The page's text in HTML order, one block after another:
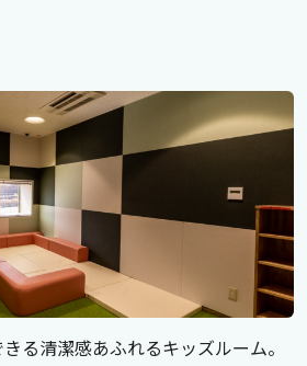
る清潔感あふれるキッズルーム。